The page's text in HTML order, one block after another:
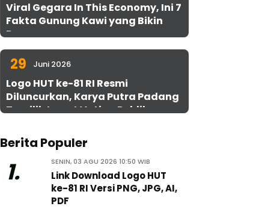
Viral Gegara In This Economy, Ini 7
Fakta Gunung Kawi yang Bikin
Penasaran
29 Juni 2026
Logo HUT ke-81 RI Resmi
Diluncurkan, Karya Putra Padang
Terpilih Lewat Voting Publik
Berita Populer
1. SENIN, 03 AGU 2026 10:50 WIB
Link Download Logo HUT
ke-81 RI Versi PNG, JPG, AI,
PDF